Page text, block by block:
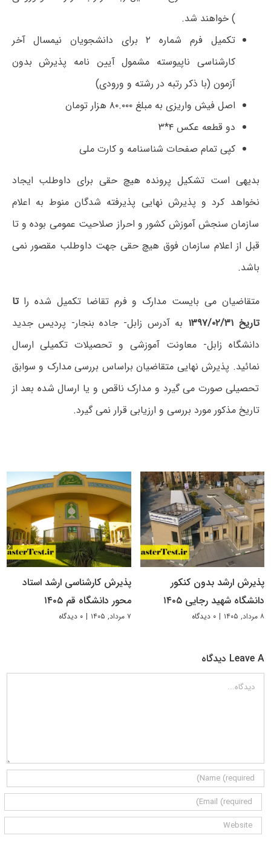
) خواهند شد.
تکمیل فرم شماره ۲ برای دانشجویان نیمسال آخر
کارشناسی ناپیوسته مشمول آیین نامه پذیرش بدون
آزمون (با ذکر رتبه در رشته و ورودی)
اصل فیش واریزی به مبلغ ۸۰.۰۰۰ هزار تومان
دو قطعه عکس ۴*۳
کپی تمام صفحات شناسنامه و کارت ملی
بدیهی است تشکیل پرونده هیچ حقی برای داوطلب ایجاد
نخواهد کرد و پذیرش نهایی پذیرفته شدگان منوط به اعلام
سازمان سنجش آموزش کشور و احراز صلاحیت عمومی بوده و تا
قبل از اعلام سازمان فوق هیچ حقی جهت داوطلب مقصور نمی
باشد.
متقاضیان می بایست مدارک و فرم تقاضا تکمیل شده را تا
تاریخ ۱۳۹۷/۰۲/۳۱
به آدرس زابل- جاده بنجار- پردیس جدید
دانشگاه زابل- معاونت آموزشی و تحصیلات تکمیلی ارسال
نمائید. پذیرش نهایی متقاضیان براساس بررسی مدارک و سوابق
تحصیلی صورت می گیرد و مدارک ناقص و یا ارسال شده بعد از
تاریخ مذکور مورد بررسی و ارزیابی قرار نمی گیرد.
پذیرش ارشد بدون کنکور
دانشگاه شهید رجایی ۱۴۰۵
۸ مرداد, ۱۴۰۵ | ۰ دیدگاه
پذیرش کارشناسی ارشد استاد
محور دانشگاه قم ۱۴۰۵
۷ مرداد, ۱۴۰۵ | ۰ دیدگاه
Leave A دیدگاه
دیدگاه